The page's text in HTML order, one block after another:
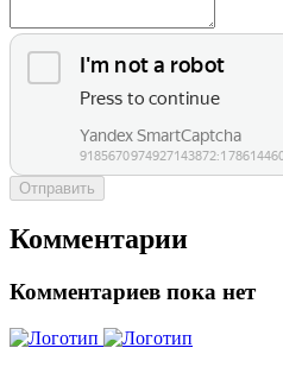
Отправить
Комментарии
Комментариев пока нет